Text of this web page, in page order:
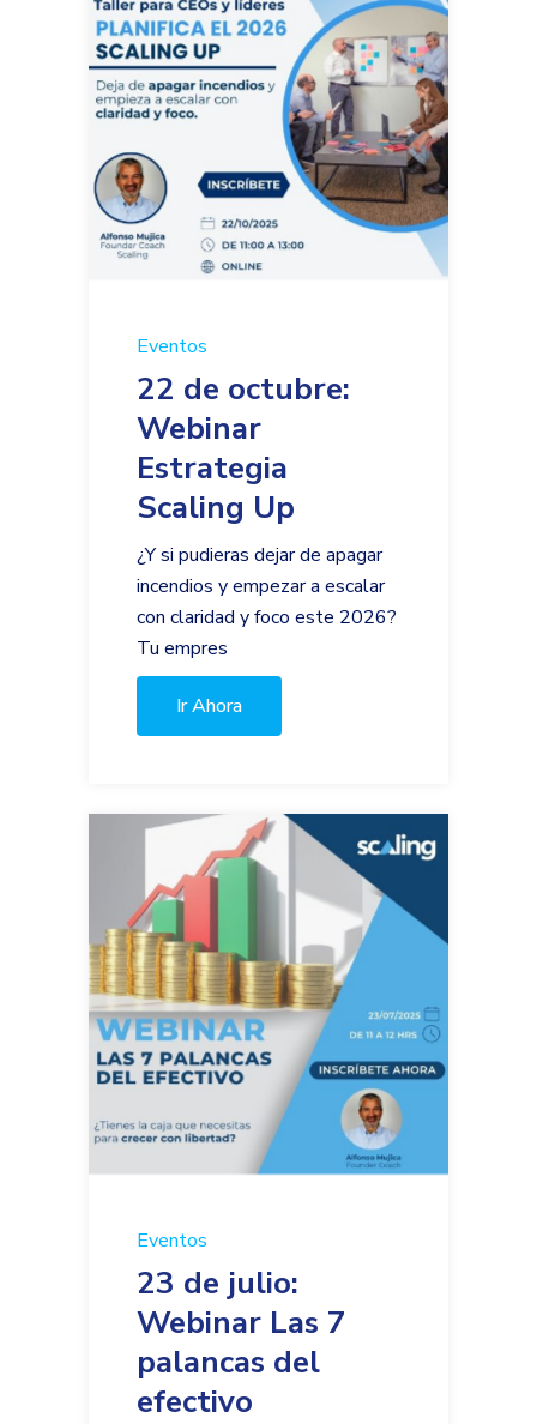
Eventos
22 de octubre:
Webinar
Estrategia
Scaling Up
¿Y si pudieras dejar de apagar
incendios y empezar a escalar
con claridad y foco este 2026?
Tu empres
Ir Ahora
Eventos
23 de julio:
Webinar Las 7
palancas del
efectivo